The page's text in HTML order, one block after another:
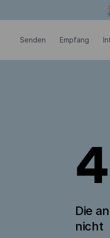
Senden Empfang
Die
nicht
Modales Fenster ist geöffnet